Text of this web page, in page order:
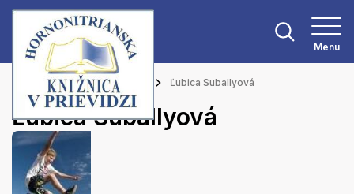
Menu
Hlavná stránka Podujatia Ľubica Suballyová
Ľubica Suballyová